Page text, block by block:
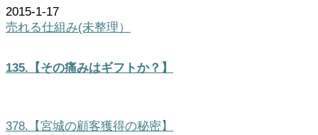
2015-1-17
売れる仕組み(未整理）
135.【その痛みはギフトか？】
378.【宮城の顧客獲得の秘密】